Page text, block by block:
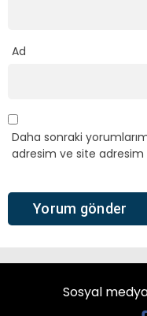
Ad
Daha sonraki
adresim ve site adresim
Sosyal